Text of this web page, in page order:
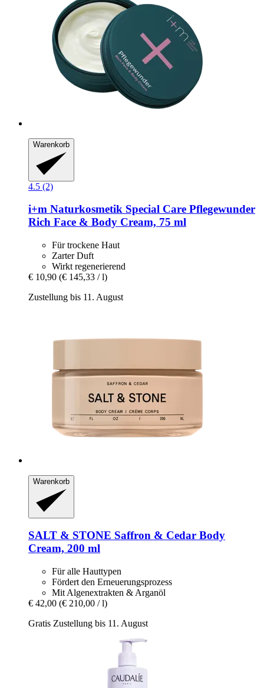
Warenkorb
4.5 (2)
i+m Naturkosmetik Special Care Pflegewunder
Rich Face & Body Cream, 75 ml
Für trockene Haut
Zarter Duft
Wirkt regenerierend
€ 10,90 (€ 145,33 / l)
Zustellung bis 11. August
Warenkorb
SALT & STONE Saffron & Cedar Body
Cream, 200 ml
Für alle Hauttypen
Fördert den Erneuerungsprozess
Mit Algenextrakten & Arganöl
€ 42,00 (€ 210,00 / l)
Gratis Zustellung bis 11. August